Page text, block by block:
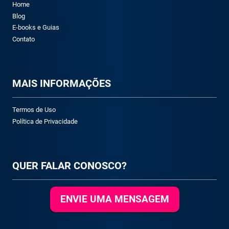
Home
Blog
E-books e Guias
Contato
MAIS INFORMAÇÕES
Termos de Uso
Política de Privacidade
QUER FALAR CONOSCO?
ENVIE UMA MENSAGEM